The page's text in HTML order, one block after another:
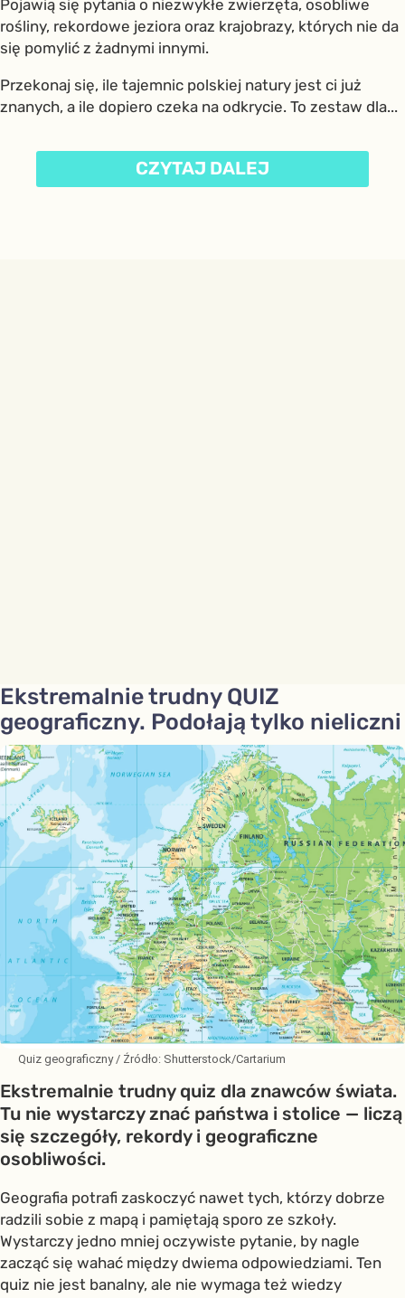
Pojawią się pytania o niezwykłe zwierzęta, osobliwe
rośliny, rekordowe jeziora oraz krajobrazy, których nie da
się pomylić z żadnymi innymi.
Przekonaj się, ile tajemnic polskiej natury jest ci już
znanych, a ile dopiero czeka na odkrycie. To zestaw dla...
CZYTAJ DALEJ
Ekstremalnie trudny QUIZ
geograficzny. Podołają tylko nieliczni
Quiz geograficzny / Źródło: Shutterstock/Cartarium
Ekstremalnie trudny quiz dla znawców świata.
Tu nie wystarczy znać państwa i stolice — liczą
się szczegóły, rekordy i geograficzne
osobliwości.
Geografia potrafi zaskoczyć nawet tych, którzy dobrze
radzili sobie z mapą i pamiętają sporo ze szkoły.
Wystarczy jedno mniej oczywiste pytanie, by nagle
zacząć się wahać między dwiema odpowiedziami. Ten
quiz nie jest banalny, ale nie wymaga też wiedzy